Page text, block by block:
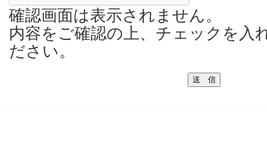
確認画面は表示されません。
内容をご確認の上、チェックを入
ださい。